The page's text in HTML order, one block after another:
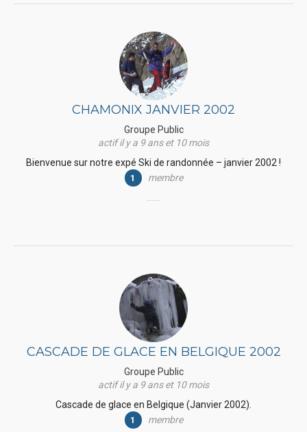
CHAMONIX JANVIER 2002
Groupe Public
actif il y a 9 ans et 10 mois
Bienvenue sur notre expé Ski de randonnée – janvier 2002 !
1 membre
CASCADE DE GLACE EN BELGIQUE 2002
Groupe Public
actif il y a 9 ans et 10 mois
Cascade de glace en Belgique (Janvier 2002).
1 membre